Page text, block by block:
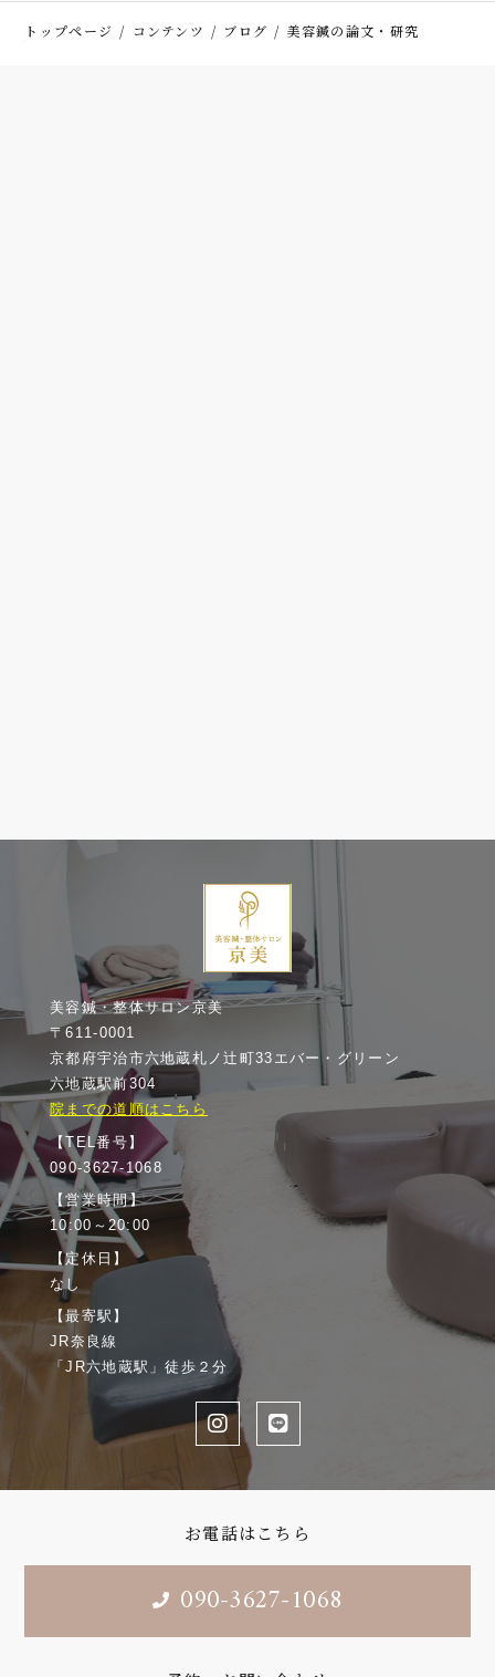
トップページ コンテンツ ブログ 美容鍼の論文・研究
美容鍼・整体サロン京美
〒611-0001
京都府宇治市六地蔵札ノ辻町33エバー・グリーン
六地蔵駅前304
院までの道順はこちら
【TEL番号】
090-3627-1068
【営業時間】
10:00～20:00
【定休日】
なし
【最寄駅】
JR奈良線
「JR六地蔵駅」徒歩２分
お電話はこちら
090-3627-1068